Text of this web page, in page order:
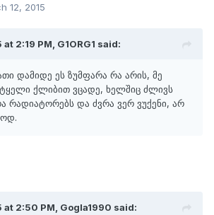
12, 2015
2:19 PM, G1ORG1 said:
დამიდე ეს ზუმფარა რა არის, მე
ქლიბით ვცადე, ხელშიც ძლივს
რადიატორებს და ძვრა ვერ ვუქენი, არ
at 2:50 PM, Gogla1990 said: